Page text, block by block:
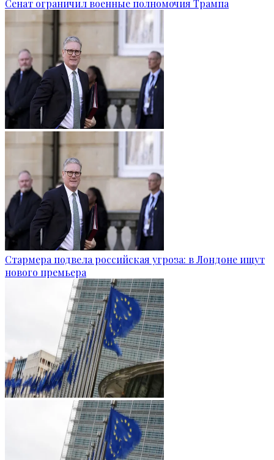
Сенат ограничил военные полномочия Трампа
Стармера подвела российская угроза: в Лондоне ищут
нового премьера